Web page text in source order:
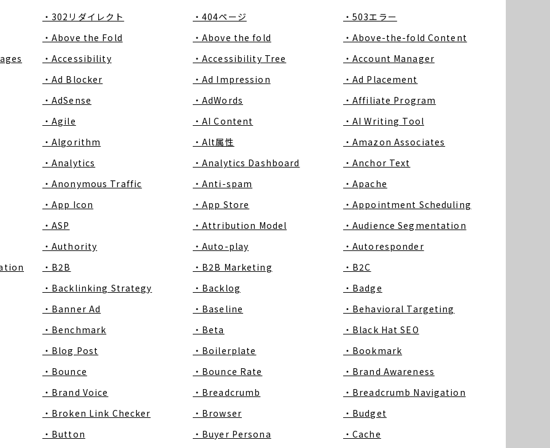
・302リダイレクト ・404ページ
・503エラー
・Above the Fold
・Above the fold
・Above-the-fold Content
・Accessibility ・Accessibility Tree
・Account Manager
・Ad Blocker
・Ad Impression
・Ad Placement
・AdSense
・AdWords
・Affiliate Program
・Agile
・AI Content
・AI Writing Tool
・Algorithm
・Alt属性
・Amazon Associates
・Analytics
・Analytics Dashboard
・Anchor Text
・Anonymous Traffic
・Anti-spam
・Apache
・App Icon
・App Store
・Appointment Scheduling
・ASP
・Attribution Model
・Audience Segmentation
・Authority
・Auto-play
・Autoresponder
・B2B ・B2B Marketing
・B2C
・Backlinking Strategy
・Backlog
・Badge
・Banner Ad
・Baseline
・Behavioral Targeting
・Benchmark
・Beta
・Black Hat SEO
・Blog Post
・Boilerplate
・Bookmark
・Bounce
・Bounce Rate
・Brand Awareness
・Brand Voice
・Breadcrumb
・Breadcrumb Navigation
・Broken Link Checker
・Browser
・Budget
・Button
・Buyer Persona
・Cache